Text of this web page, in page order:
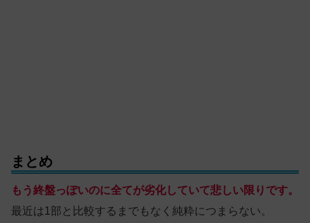
まとめ
もう終盤っぽいのに全てが劣化していて悲しい限りです。
最近は1部と比較するまでもなく純粋につまらない。